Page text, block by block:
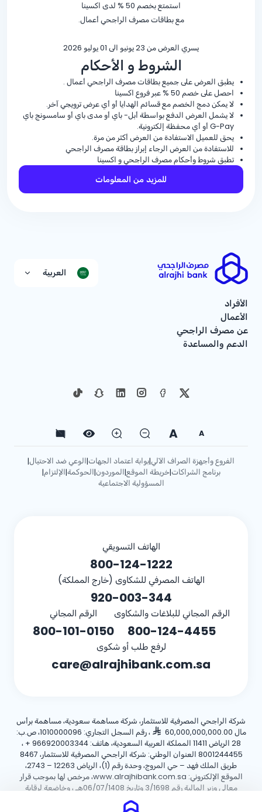
استمتع بخصم % 50 لدى اكسينا
مع بطاقات مصرف الراجحي أعمال.
يسري العرض من 23 يونيو الى 01 يوليو 2026
الشروط و الأحكام
يطبق العرض على جميع بطاقات مصرف الراجحي أعمال .
احصل على خصم % 50 عبر فروع اكسينا
لا يمكن دمج الخصم مع قسائم الهدايا أو أي عرض ترويجي آخر.
لا يشمل العرض الدفع بواسطة أبل- باي أو مدى باي أو سامسونج باي
G-Pay أو أي محفظة إلكترونية.
يحق للعميل الاستفادة من العرض أكثر من مرة.
للاستفادة من العرض الرجاء إبراز بطاقة مصرف الراجحي
تطبق شروط وأحكام مصرف الراجحي و اكسينا
للمزيد من المعلومات
العربية
الأفراد
الأعمال
عن مصرف الراجحي
الدعم والمساعدة
A
A
الفروع وأجهزة الصراف الآلي|بوابة اعتماد الجهات|الوعي ضد الاحتيال|
برنامج الشراكات|خريطة الموقع|الموردون|الحوكمة|الإلتزام|
المسؤولية الاجتماعية
الهاتف التسويقي
800-124-1222
الهاتف المصرفي للشكاوى (خارج المملكة)
920-003-344
الرقم المجاني للبلاغات والشكاوى
800-124-4455
الرقم المجاني
800-101-0150
لرفع طلب أو شكوى
care@alrajhibank.com.sa
شركة الراجحي المصرفية للاستثمار، شركة مساهمة سعودية، مساهمة برأس
مال 60,000,000,000.00
، رقم السجل التجاري: 1010000096، ص.ب:
28 الرياض 11411 المملكة العربية السعودية، هاتف:
+ 966920003344 ،
8001244455 العنوان الوطني: شركة الراجحي المصرفية للاستثمار، 8467
طريق الملك فهد – حي المروج، وحدة رقم (1)، الرياض 12263 – 2743،
الموقع الإلكتروني: www.alrajhibank.com.sa، مرخص لها بموجب قرار
معالي وزير المالية رقم 3/1698 وتاريخ 06/07/1408هـ ، وخاضعة لرقابة
وإشراف البنك المركزي السعودي.